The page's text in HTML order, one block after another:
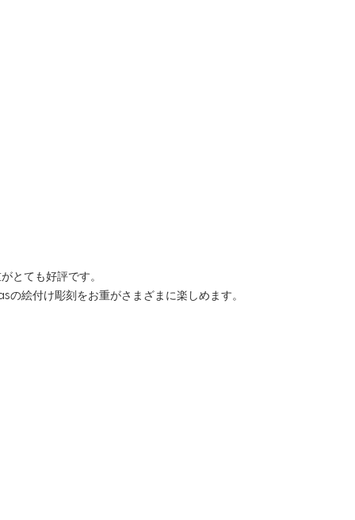
とても好評です。
絵付け彫刻をお重がさまざまに楽しめます。